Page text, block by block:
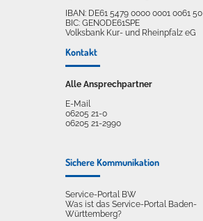
IBAN: DE61 5479 0000 0001 0061 50
BIC: GENODE61SPE
Volksbank Kur- und Rheinpfalz eG
Kontakt
Alle Ansprechpartner
E-Mail
06205 21-0
06205 21-2990
Sichere Kommunikation
Service-Portal BW
Was ist das Service-Portal Baden-
Württemberg?